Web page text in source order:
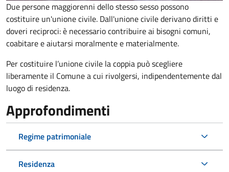
Due persone maggiorenni dello stesso sesso possono
costituire un'unione civile. Dall'unione civile derivano diritti e
doveri reciproci: è necessario contribuire ai bisogni comuni,
coabitare e aiutarsi moralmente e materialmente.
Per costituire l’unione civile la coppia può scegliere
liberamente il Comune a cui rivolgersi, indipendentemente dal
luogo di residenza.
Approfondimenti
Regime patrimoniale
Residenza